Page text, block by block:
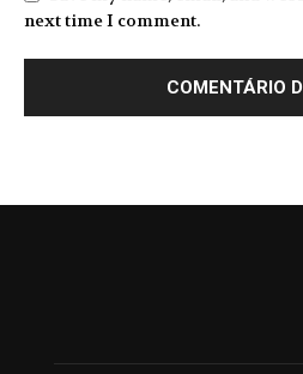
next time I comment.